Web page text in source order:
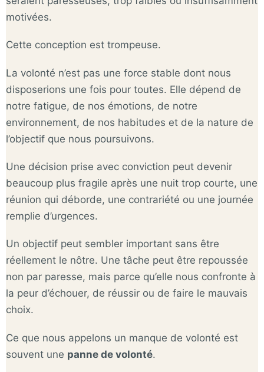
motivées.
Cette conception est trompeuse.
La volonté n’est pas une force stable dont nous
disposerions une fois pour toutes. Elle dépend de
notre fatigue, de nos émotions, de notre
environnement, de nos habitudes et de la nature de
l’objectif que nous poursuivons.
Une décision prise avec conviction peut devenir
beaucoup plus fragile après une nuit trop courte, une
réunion qui déborde, une contrariété ou une journée
remplie d’urgences.
Un objectif peut sembler important sans être
réellement le nôtre. Une tâche peut être repoussée
non par paresse, mais parce qu’elle nous confronte à
la peur d’échouer, de réussir ou de faire le mauvais
choix.
Ce que nous appelons un manque de volonté est
souvent une panne de volonté.